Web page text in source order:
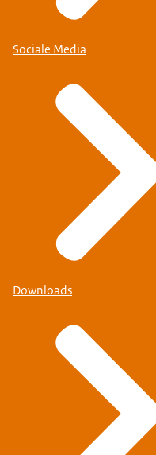
Sociale Media
Downloads